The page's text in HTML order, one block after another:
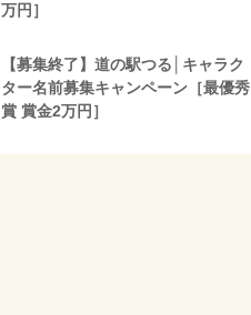
万円］
【募集終了】道の駅つる│キャラク
ター名前募集キャンペーン［最優秀
賞 賞金2万円］